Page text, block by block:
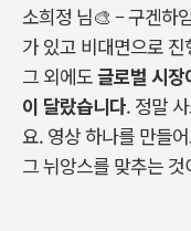
소희정 님🎨 –구겐하
가 있고 비대면으로
그 외에도글로벌 시장
이 달랐습니다. 정말
요. 영상 하나를 만들
그 뉘앙스를 맞추는